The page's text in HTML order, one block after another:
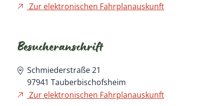
Zur elektronischen Fahrplanauskunft
Besucheranschrift
Schmiederstraße 21
97941 Tauberbischofsheim
Zur elektronischen Fahrplanauskunft